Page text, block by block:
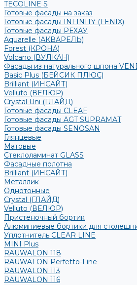
TECOLINE S
Готовые фасады на заказ
Готовые фасады INFINITY (FENIX)
Готовые фасады РЕХАУ
Aquarelle (АКВАРЕЛЬ)
Forest (КРОНА)
Volcano (ВУЛКАН)
Фасады из натурального шпона
Basic Plus (БЕЙСИК ПЛЮС)
Brilliant (ИНСАЙТ)
Velluto (ВЕЛЮР)
Crystal Uni (ГЛАЙД)
Готовые фасады CLEAF
Готовые фасады AGT SUPRAMAT
Готовые фасады SENOSAN
Глянцевые
Матовые
Стеклоламинат GLASS
Фасадные полотна
Brilliant (ИНСАЙТ)
Металлик
Однотонные
Crystal (ГЛАЙД)
Velluto (ВЕЛЮР)
Пристеночный бортик
Алюминиевые бортики для
Уплотнитель CLEAR LINE
MINI Plus
RAUWALON 118
RAUWALON Perfetto-Line
RAUWALON 113
RAUWALON 116